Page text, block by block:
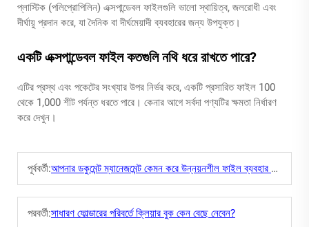
প্লাস্টিক (পলিপ্রোপিলিন) এক্সপান্ডেবল ফাইলগুলি ভালো স্থায়িত্ব, জলরোধী এবং
দীর্ঘায়ু প্রদান করে, যা দৈনিক বা দীর্ঘমেয়াদী ব্যবহারের জন্য উপযুক্ত।
একটি এক্সপান্ডেবল ফাইল কতগুলি নথি ধরে রাখতে পারে?
এটির প্রস্থ এবং পকেটের সংখ্যার উপর নির্ভর করে, একটি প্রসারিত ফাইল 100
থেকে 1,000 শীট পর্যন্ত ধরতে পারে। কেনার আগে সর্বদা পণ্যটির ক্ষমতা নির্ধারণ
করে দেখুন।
পূর্ববর্তী:আপনার ডকুমেন্ট ম্যানেজমেন্ট কেমন করে উন্নয়নশীল ফাইল ব্যবহার করে উন্নত হতে পারে?
পরবর্তী:সাধারণ ফোল্ডারের পরিবর্তে ক্লিয়ার বুক কেন বেছে নেবেন?